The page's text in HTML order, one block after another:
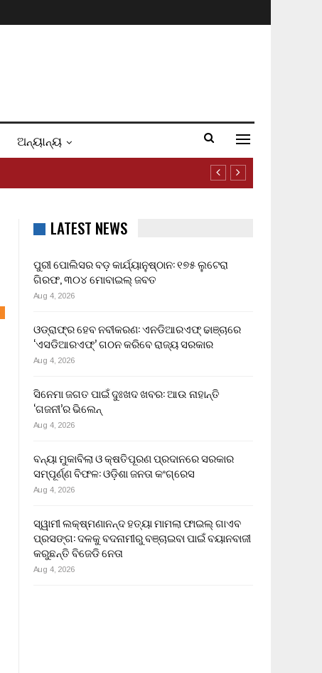
ଅନ୍ୟାନ୍ୟ
LATEST NEWS
ପୁରୀ ପୋଲିସର ବଡ଼ କାର୍ଯ୍ୟାନୁଷ୍ଠାନ: ୧୭୫ ଲୁଟେରା
ଗିରଫ, ୩୦୪ ମୋବାଇଲ୍ ଜବତ
Aug 4, 2026
ଓଡ୍ରାଫ୍‌ର ହେବ ନବୀକରଣ: ଏନଡିଆରଏଫ୍ ଢାଞ୍ଚାରେ
‘ଏସଡିଆରଏଫ୍’ ଗଠନ କରିବେ ରାଜ୍ୟ ସରକାର
Aug 4, 2026
ସିନେମା ଜଗତ ପାଇଁ ଦୁଃଖଦ ଖବର: ଆଉ ନାହାନ୍ତି
‘ଗଜନୀ’ର ଭିଲେନ୍
Aug 4, 2026
ବନ୍ୟା ମୁକାବିଲା ଓ କ୍ଷତିପୂରଣ ପ୍ରଦାନରେ ସରକାର
ସମ୍ପୂର୍ଣ୍ଣ ବିଫଳ: ଓଡ଼ିଶା ଜନତା କଂଗ୍ରେସ
Aug 4, 2026
ସ୍ୱାମୀ ଲକ୍ଷ୍ମଣାନନ୍ଦ ହତ୍ୟା ମାମଲା ଫାଇଲ୍ ଗାଏବ
ପ୍ରସଙ୍ଗ: ଦଳକୁ ବଦନାମୀରୁ ବଞ୍ଚାଇବା ପାଇଁ ବୟାନବାଜୀ
କରୁଛନ୍ତି ବିଜେଡି ନେତା
Aug 4, 2026